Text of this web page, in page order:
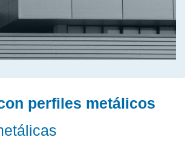
perfiles metálicos